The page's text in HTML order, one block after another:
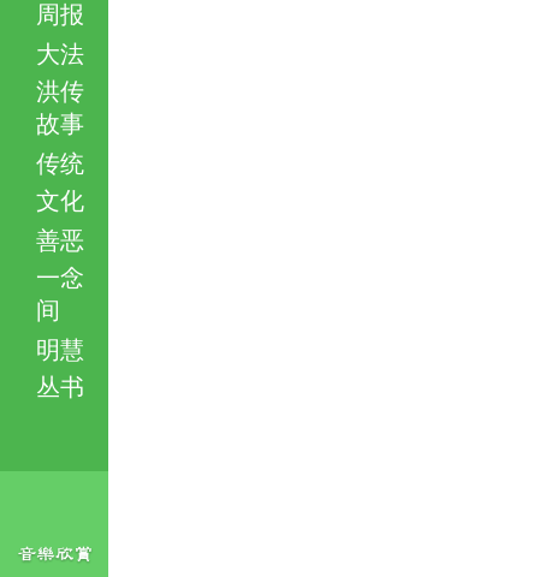
周报
大法
洪传
故事
传统
文化
善恶
一念
间
明慧
丛书